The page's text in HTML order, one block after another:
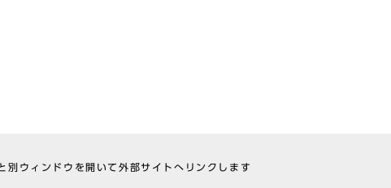
別ウィンドウを開いて外部サイトへリンクします